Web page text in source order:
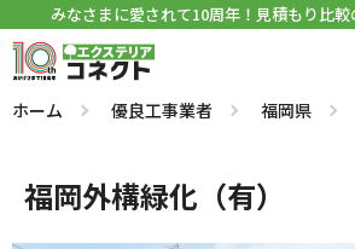
みなさまに愛されて10周年！見積もり比較
ホーム 優良工事業者 福岡県
福岡外構緑化（有）